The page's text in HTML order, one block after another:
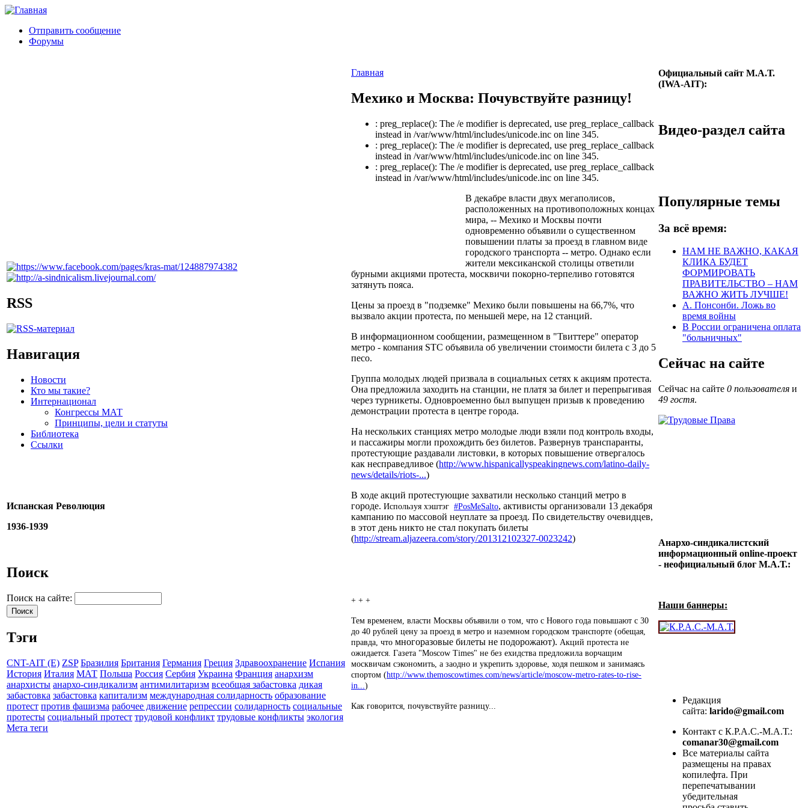
Отправить сообщение
Форумы
RSS
Навигация
Новости
Кто мы такие?
Интернационал
Конгрессы МАТ
Принципы, цели и статуты
Библиотека
Ссылки
Испанская Революция
1936-1939
Поиск
Поиск на сайте:
Тэги
CNT-AIT (E) ZSP Бразилия Британия Германия Греция Здравоохранение Испания
История Италия МАТ Польша Россия Сербия Украина Франция анархизм
анархисты анархо-синдикализм антимилитаризм всеобщая забастовка дикая
забастовка забастовка капитализм международная солидарность образование
протест против фашизма рабочее движение репрессии солидарность социальные
протесты социальный протест трудовой конфликт трудовые конфликты экология
Мета теги
Главная
Мехико и Москва: Почувствуйте разницу!
: preg_replace(): The /e modifier is deprecated, use preg_replace_callback
instead in /var/www/html/includes/unicode.inc on line 345.
: preg_replace(): The /e modifier is deprecated, use preg_replace_callback
instead in /var/www/html/includes/unicode.inc on line 345.
: preg_replace(): The /e modifier is deprecated, use preg_replace_callback
instead in /var/www/html/includes/unicode.inc on line 345.
В декабре власти двух мегаполисов,
расположенных на противоположных концах
мира, -- Мехико и Москвы почти
одновременно объявили о существенном
повышении платы за проезд в главном виде
городского транспорта -- метро. Однако если
жители мекcиканской столицы ответили
бурными акциями протеста, москвичи покорно-терпеливо готовятся
затянуть пояса.
Цены за проезд в "подземке" Мехико были повышены на 66,7%, что
вызвало акции протеста, по меньшей мере, на 12 станций.
В информационном сообщении, размещенном в "Твиттере" оператор
метро - компания SТC объявила об увеличении стоимости билета с 3 до 5
песо.
Группа молодых людей призвала в социальных сетях к акциям протеста.
Она предложила заходить на станции, не платя за билет и перепрыгивая
через турникеты. Одновроеменно был выпущен призыв к проведению
демонстрации протеста в центре города.
На нескольких станциях метро молодые люди взяли под контроль входы,
и пассажиры могли прохождить без билетов. Развернув транспаранты,
протестующие раздавали листовки, в которых повышение отвергалось
как несправедливое (http://www.hispanicallyspeakingnews.com/latino-daily-
news/details/riots-...)
В ходе акций протестующие захватили несколько станций метро в
городе. Используя хэштэг #PosMeSalto, активисты организовали 13 декабря
кампанию по массовой неуплате за проезд. По свидетельству очевидцев,
в этот день никто не стал покупать билеты
(http://stream.aljazeera.com/story/201312102327-0023242)
+ + +
Тем временем, власти Москвы объявили о том, что с Нового года повышают с 30
до 40 рублей цену за проезд в метро и наземном городском транспорте (обещая,
правда, что многоразовые билеты не подорожают). Акций протеста не
ожидается. Газета "Moscow Times" не без ехидства предложила ворчащим
москвичам сэкономить, а заодно и укрепить здоровье, ходя пешком и занимаясь
спортом (http://www.themoscowtimes.com/news/article/moscow-metro-rates-to-rise-
in... )
Как говорится, почувствуйте разницу...
Официальный сайт М.А.Т.
(IWA-AIT):
Видео-раздел сайта
Популярные темы
За всё время:
НАМ НЕ ВАЖНО, КАКАЯ
КЛИКА БУДЕТ
ФОРМИРОВАТЬ
ПРАВИТЕЛЬСТВО – НАМ
ВАЖНО ЖИТЬ ЛУЧШЕ!
А. Понсонби. Ложь во
время войны
В России ограничена оплата
"больничных"
Сейчас на сайте
Сейчас на сайте 0 пользователя и
49 гостя.
Анархо-синдикалистский
информационный online-проект
- неофициальный блог М.А.Т.:
Наши баннеры:
Редакция
сайта: larido@gmail.com
Контакт с К.Р.А.С.-М.А.Т.:
comanar30@gmail.com
Все материалы сайта
размещены на правах
копилефта. При
перепечатывании
убедительная